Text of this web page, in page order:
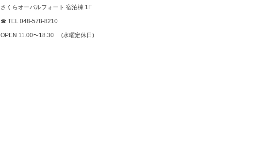
さくらオーバルフォート 宿泊棟 1F
☎ TEL 048-578-8210
OPEN 11:00〜18:30 (水曜定休日)